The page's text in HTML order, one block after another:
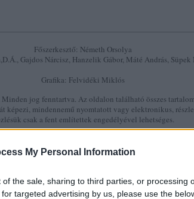
My Personal Information
of the sale, sharing to third parties, or processing
targeted advertising by us, please use the
Főszerkesztő: Németh Orsolya
Gajdos Nárcisz, Hanzelik Gábor, Máté András,
Grafika: Felvidéki Miklós
jog fenntartva. Az oldalon található összes
képezi, mindennemű nyomtatott vagy elektronikus,
csak a fent említettek engedélyével lehetséges.